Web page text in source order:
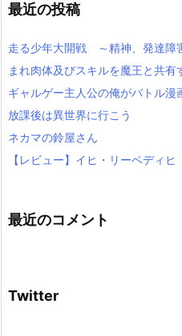
最近の投稿
走る少年大開戦 ～精神、発達障
まれ肉体及びスキルを魔王と共有
ギャルゲー主人公の俺がバトル漫
放課後は異世界に行こう
ネカマの鈴屋さん
【レビュー】イヒ・リーベディ
最近のコメント
Twitter